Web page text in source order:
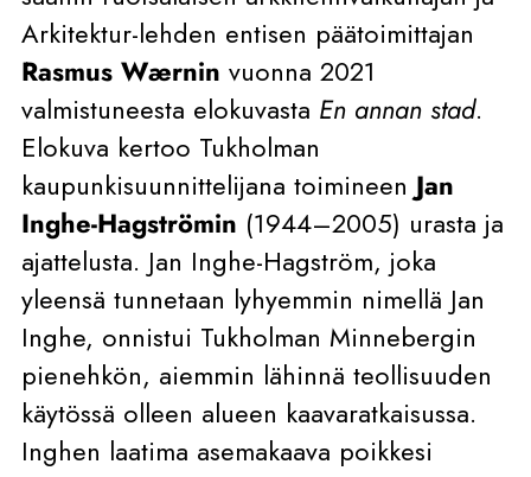
Arkitektur-lehden entisen päätoimittajan
Rasmus Wærnin vuonna 2021
valmistuneesta elokuvasta En annan stad.
Elokuva kertoo Tukholman
kaupunkisuunnittelijana toimineen Jan
Inghe-Hagströmin (1944–2005) urasta ja
ajattelusta. Jan Inghe-Hagström, joka
yleensä tunnetaan lyhyemmin nimellä Jan
Inghe, onnistui Tukholman Minnebergin
pienehkön, aiemmin lähinnä teollisuuden
käytössä olleen alueen kaavaratkaisussa.
Inghen laatima asemakaava poikkesi